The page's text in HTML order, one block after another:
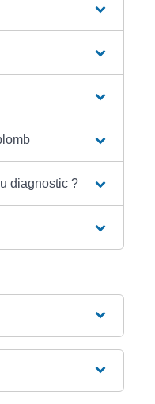
diagnostic ?